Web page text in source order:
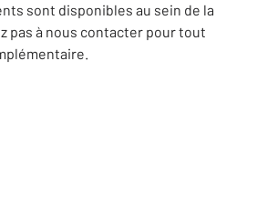
sont disponibles au sein de la
pas à nous contacter pour tout